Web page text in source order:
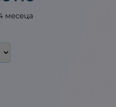
месеца